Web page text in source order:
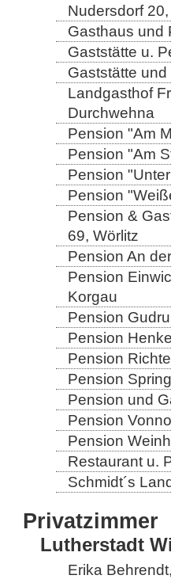
Nudersdorf
Gasthaus und
Gaststätte u.
Gaststätte
Landgasthof
Durchwehna
Pension "Am
Pension "Am
Pension
Pension
Pension &
69, Wörlitz
Pension An
Pension
Korgau
Pension
Pension
Pension
Pension
Pension und
Pension
Pension
Restaurant u.
Schmidt´s
Privatzimmer
Lutherstadt
Erika